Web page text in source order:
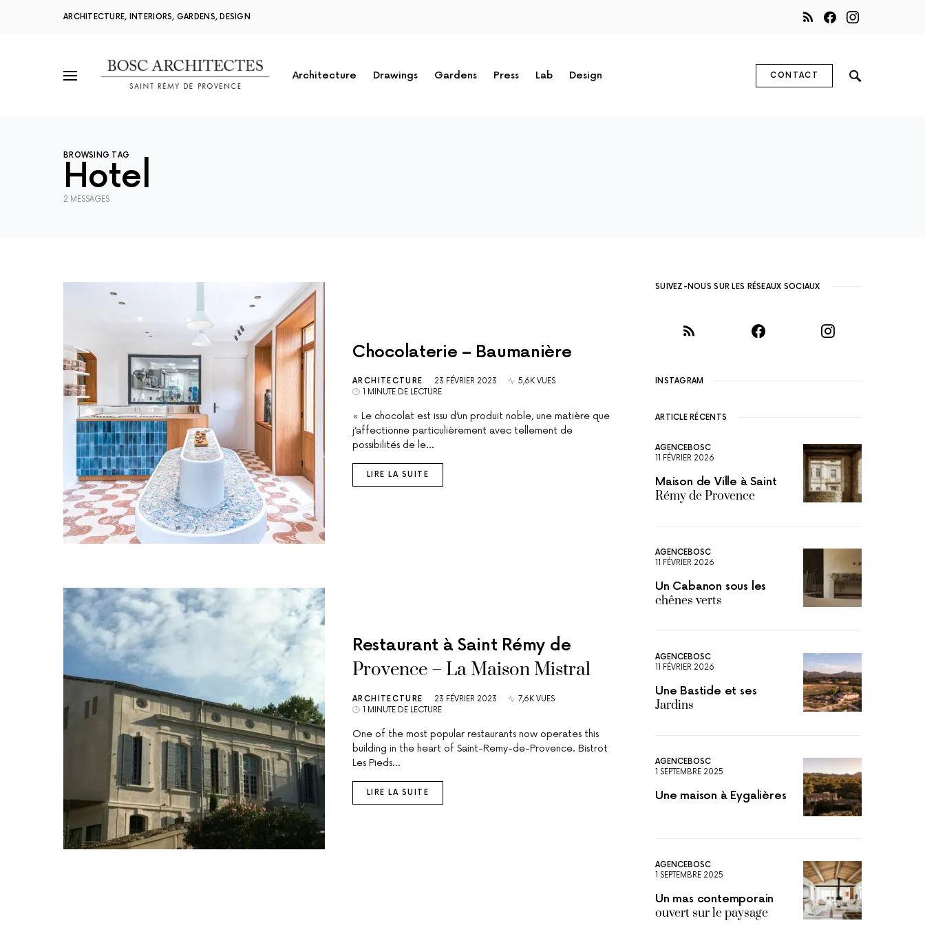
ARCHITECTURE, INTERIORS, GARDENS, DESIGN
Architecture Drawings Gardens Press Lab Design CONTACT
BROWSING TAG
Hotel
2 MESSAGES
Chocolaterie – Baumanière
ARCHITECTURE 23 FÉVRIER 2023
5,6K VUES
1 MINUTE DE LECTURE
« Le chocolat est issu d’un produit noble, une matière que
j’affectionne particulièrement avec tellement de
possibilités de le…
LIRE LA SUITE
Restaurant à Saint Rémy de
Provence – La Maison Mistral
ARCHITECTURE 23 FÉVRIER 2023
7,6K VUES
1 MINUTE DE LECTURE
One of the most popular restaurants now operates this
building in the heart of Saint-Remy-de-Provence. Bistrot
Les Pieds…
LIRE LA SUITE
SUIVEZ-NOUS SUR LES RÉSEAUX SOCIAUX
INSTAGRAM
ARTICLE RÉCENTS
AGENCEBOSC
11 FÉVRIER 2026
Maison de Ville à Saint
Rémy de Provence
AGENCEBOSC
11 FÉVRIER 2026
Un Cabanon sous les
chênes verts
AGENCEBOSC
11 FÉVRIER 2026
Une Bastide et ses
Jardins
AGENCEBOSC
1 SEPTEMBRE 2025
Une maison à Eygalières
AGENCEBOSC
1 SEPTEMBRE 2025
Un mas contemporain
ouvert sur le paysage